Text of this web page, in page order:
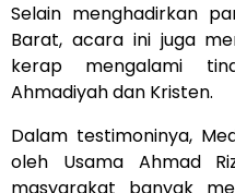
Selain menghadirkan
Barat, acara ini juga
kerap mengalami
Ahmadiyah dan Kristen.
Dalam testimoninya,
oleh Usama Ahmad